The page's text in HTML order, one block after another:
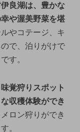
良湖は、豊かな
や渥美野菜を堪
やコテージ、キ
で、泊りがけで
す。
覚狩りスポット
収穫体験ができ
ロン狩りができ
。